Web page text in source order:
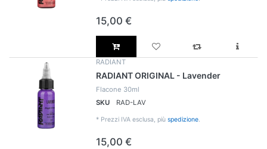
15,00 €
RADIANT
RADIANT ORIGINAL - Lavender
Flacone 30ml
SKU
RAD-LAV
* Prezzi IVA esclusa, più spedizione.
15,00 €